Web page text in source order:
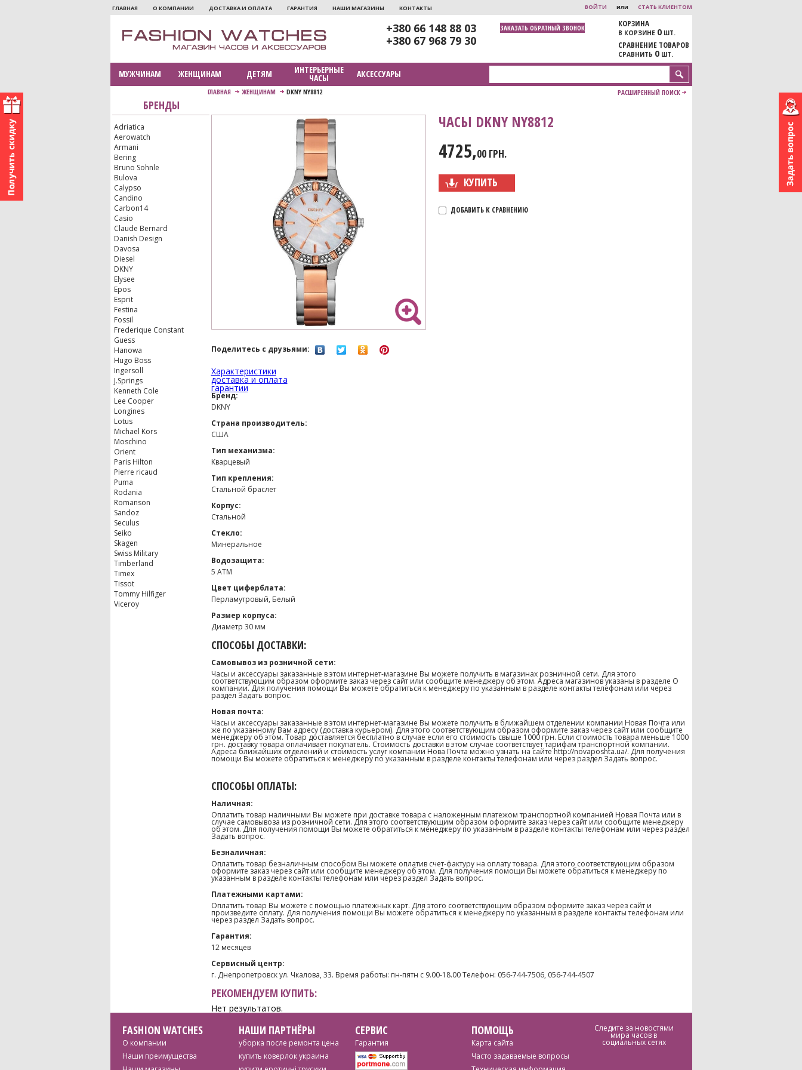
ГЛАВНАЯ О КОМПАНИИ ДОСТАВКА И ОПЛАТА ГАРАНТИЯ НАШИ МАГАЗИНЫ КОНТАКТЫ ВОЙТИ или СТАТЬ КЛИЕНТОМ
+380 66 148 88 03
+380 67 968 79 30
ЗАКАЗАТЬ ОБРАТНЫЙ ЗВОНОК КОРЗИНА
В КОРЗИНЕ 0ШТ.
СРАВНЕНИЕ ТОВАРОВ
СРАВНИТЬ 0ШТ.
МУЖЧИНАМ ЖЕНЩИНАМ ДЕТЯМ ИНТЕРЬЕРНЫЕ
ЧАСЫ АКСЕССУАРЫ
ГЛАВНАЯ ЖЕНЩИНАМ DKNY NY8812 РАСШИРЕННЫЙ ПОИСК
БРЕНДЫ
Adriatica
Aerowatch
Armani
Bering
Bruno Sohnle
Bulova
Calypso
Candino
Carbon14
Casio
Claude Bernard
Danish Design
Davosa
Diesel
DKNY
Elysee
Epos
Esprit
Festina
Fossil
Frederique Constant
Guess
Hanowa
Hugo Boss
Ingersoll
J.Springs
Kenneth Cole
Lee Cooper
Longines
Lotus
Michael Kors
Moschino
Orient
Paris Hilton
Pierre ricaud
Puma
Rodania
Romanson
Sandoz
Seculus
Seiko
Skagen
Swiss Military
Timberland
Timex
Tissot
Tommy Hilfiger
Viceroy
ЧАСЫ DKNY NY8812
4725,00 ГРН.
КУПИТЬ
ДОБАВИТЬ К СРАВНЕНИЮ
Поделитесь с друзьями:
Характеристики
доставка и оплата
гарантии
Бренд:
DKNY
Страна производитель:
США
Тип механизма:
Кварцевый
Тип крепления:
Стальной браслет
Корпус:
Стальной
Стекло:
Минеральное
Водозащита:
5 ATM
Цвет циферблата:
Перламутровый, Белый
Размер корпуса:
Диаметр 30 мм
СПОСОБЫ ДОСТАВКИ:
Самовывоз из розничной сети:
Часы и аксессуары заказанные в этом интернет-магазине Вы можете получить в магазинах розничной сети. Для этого
соответствующим образом оформите заказ через сайт или сообщите менеджеру об этом. Адреса магазинов указаны в разделе О
компании. Для получения помощи Вы можете обратиться к менеджеру по указанным в разделе контакты телефонам или через
раздел Задать вопрос.
Новая почта:
Часы и аксессуары заказанные в этом интернет-магазине Вы можете получить в ближайшем отделении компании Новая Почта или
же по указанному Вам адресу (доставка курьером). Для этого соответствующим образом оформите заказ через сайт или сообщите
менеджеру об этом. Товар доставляется бесплатно в случае если его стоимость свыше 1000 грн. Если стоимость товара меньше 1000
грн. доставку товара оплачивает покупатель. Стоимость доставки в этом случае соответствует тарифам транспортной компании.
Адреса ближайших отделений и стоимость услуг компании Нова Почта можно узнать на сайте http://novaposhta.ua/. Для получения
помощи Вы можете обратиться к менеджеру по указанным в разделе контакты телефонам или через раздел Задать вопрос.
СПОСОБЫ ОПЛАТЫ:
Наличная:
Оплатить товар наличными Вы можете при доставке товара с наложенным платежом транспортной компанией Новая Почта или в
случае самовывоза из розничной сети. Для этого соответствующим образом оформите заказ через сайт или сообщите менеджеру
об этом. Для получения помощи Вы можете обратиться к менеджеру по указанным в разделе контакты телефонам или через раздел
Задать вопрос.
Безналичная:
Оплатить товар безналичным способом Вы можете оплатив счет-фактуру на оплату товара. Для этого соответствующим образом
оформите заказ через сайт или сообщите менеджеру об этом. Для получения помощи Вы можете обратиться к менеджеру по
указанным в разделе контакты телефонам или через раздел Задать вопрос.
Платежными картами:
Оплатить товар Вы можете с помощью платежных карт. Для этого соответствующим образом оформите заказ через сайт и
произведите оплату. Для получения помощи Вы можете обратиться к менеджеру по указанным в разделе контакты телефонам или
через раздел Задать вопрос.
Гарантия:
12 месяцев
Сервисный центр:
г. Днепропетровск ул. Чкалова, 33. Время работы: пн-пятн с 9.00-18.00 Телефон: 056-744-7506, 056-744-4507
РЕКОМЕНДУЕМ КУПИТЬ:
Нет результатов.
FASHION WATCHES
О компании
Наши преимущества
НАШИ ПАРТНЁРЫ
уборка после ремонта цена
купить коверлок украина
СЕРВИС
Гарантия
ПОМОЩЬ
Карта сайта
Часто задаваемые вопросы
Следите за новостями
мира часов в
социальных сетях